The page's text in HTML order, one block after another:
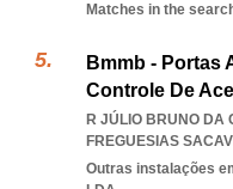
Matches in the
Bmmb - Portas
Controle De
R JÚLIO BRUNO DA
FREGUESIAS
Outras instalações